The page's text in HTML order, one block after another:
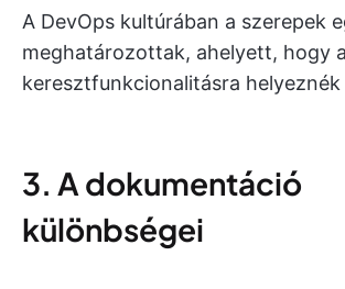
A DevOps kultúrában a szerepek
meghatározottak, ahelyett, hogy a
keresztfunkcionalitásra
3. A dokumentáció
különbségei